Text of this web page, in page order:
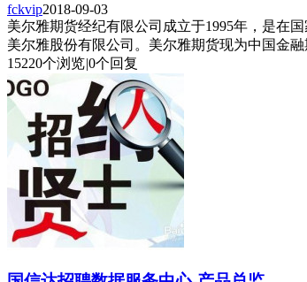
fckvip2018-09-03
美尔雅期货经纪有限公司成立于1995年，是在
美尔雅股份有限公司。美尔雅期货现为中国金
15220个浏览|0个回复